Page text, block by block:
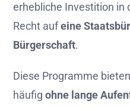
erhebliche Investition in
Recht aufeine
Bürgerschaft.
Diese Programme bieten
häufig ohne lange